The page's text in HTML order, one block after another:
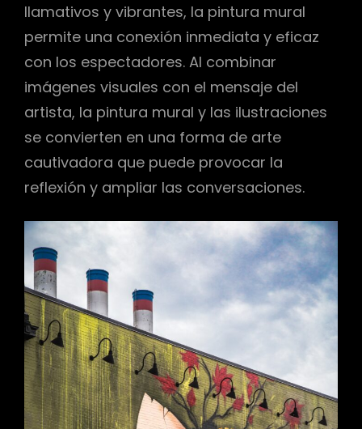
llamativos y vibrantes, la pintura mural
permite una conexión inmediata y eficaz
con los espectadores. Al combinar
imágenes visuales con el mensaje del
artista, la pintura mural y las ilustraciones
se convierten en una forma de arte
cautivadora que puede provocar la
reflexión y ampliar las conversaciones.